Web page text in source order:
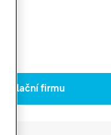
firmu